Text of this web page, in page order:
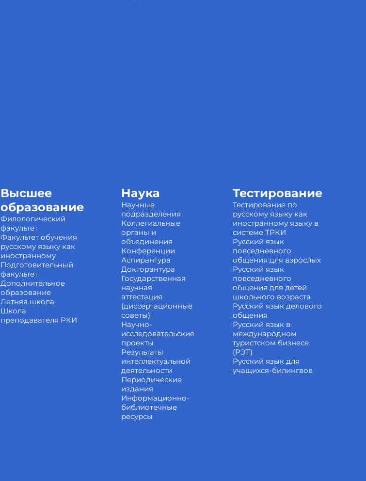
Высшее
образование
Филологический
факультет
Факультет обучения
русскому языку как
иностранному
Подготовительный
факультет
Дополнительное
образование
Летняя школа
Школа
преподавателя РКИ
Наука
Научные
подразделения
Коллегиальные
органы и
объединения
Конференции
Аспирантура
Докторантура
Государственная
научная
аттестация
(диссертационные
советы)
Научно-
исследовательские
проекты
Результаты
интеллектуальной
деятельности
Периодические
издания
Информационно-
библиотечные
ресурсы
Тестирование
Тестирование по
русскому языку как
иностранному языку в
системе ТРКИ
Русский язык
повседневного
общения для взрослых
Русский язык
повседневного
общения для детей
школьного возраста
Русский язык делового
общения
Русский язык в
международном
туристском бизнесе
(РЭТ)
Русский язык для
учащихся-билингвов